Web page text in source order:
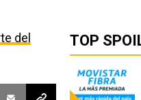
del
TOP